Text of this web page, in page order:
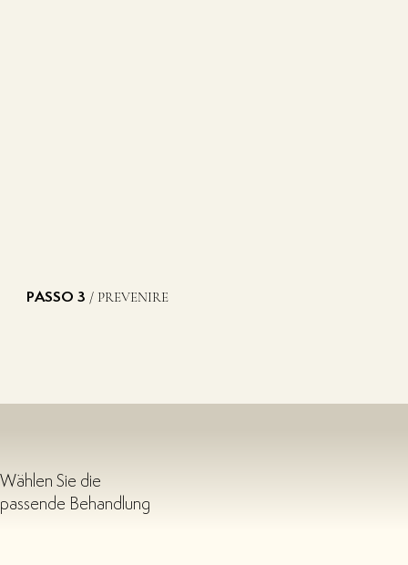
PASSO 3 / PREVENIRE
Wählen Sie die
passende Behandlung